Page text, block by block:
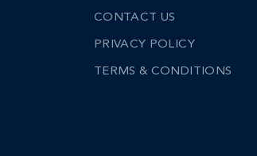
CONTACT US
PRIVACY POLICY
TERMS & CONDITIONS